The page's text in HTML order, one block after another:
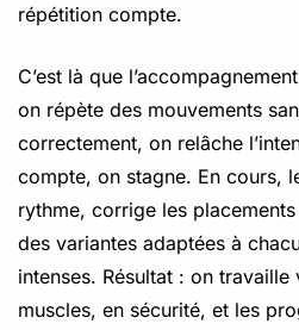
répétition compte.
C’est là que
on répète des mouvements
correctement, on relâche
compte, on stagne. En cours,
rythme, corrige les
des variantes adaptées à
intenses. Résultat : on
muscles, en sécurité, et les